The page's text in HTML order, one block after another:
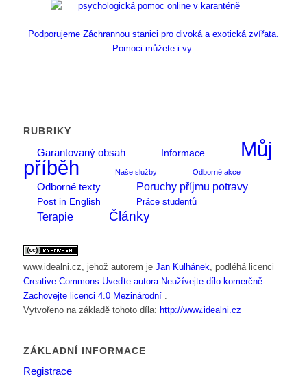
Podporujeme Záchrannou stanici pro divoká a exotická zvířata.
Pomoci můžete i vy.
RUBRIKY
Garantovaný obsah
Informace
Můj
příběh
Naše služby Odborné akce
Odborné texty Poruchy příjmu potravy
Post in English Práce studentů
Terapie Články
www.idealni.cz , jehož autorem je Jan Kulhánek , podléhá licenci
Creative Commons Uveďte autora-Neužívejte dílo komerčně-
Zachovejte licenci 4.0 Mezinárodní
Vytvořeno na základě tohoto díla: http://www.idealni.cz
ZÁKLADNÍ INFORMACE
Registrace